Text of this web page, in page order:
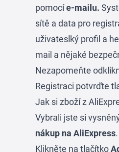
pomocíe-mailu.
sítě a data pro
uživateslký profil a
mail a nějaké
Nezapomeňte
Registraci potvrďte
Jak si zboží z
Vybrali jste si
nákup na AliExpress
Klikněte na tlačítko